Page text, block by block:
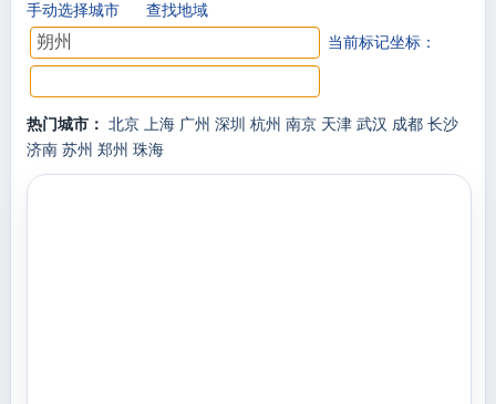
手动选择城市
查找地域
当前标记坐标：
热门城市： 北京 上海 广州 深圳 杭州 南京 天津 武汉 成都 长沙
济南 苏州 郑州 珠海